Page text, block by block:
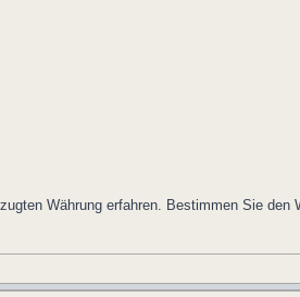
Währung erfahren. Bestimmen Sie den